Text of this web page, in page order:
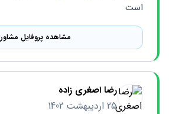
است
مشاهده پروفایل مشاور
رضا اصغری زاده
25 اردیبهشت 1402